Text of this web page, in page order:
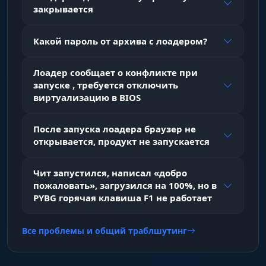
Отрисовка трассеров пуль для корректировки
Радар и Миникарта
Draw Radar
Внешний радар с точками, отображающими
Draw Minimap
закрывается
Какой пароль от архива с лоадером?
Лоадер сообщает о конфликте при
запуске , требуется отключить
виртуализацию в BIOS
После запуска лоадера браузер не
открывается, продукт не запускается
Чит запустился, написал «добро
пожаловать», загрузился на 100%, но в
PYBG горячая клавиша F1 не работает
Все проблемы и общий траблшутинг